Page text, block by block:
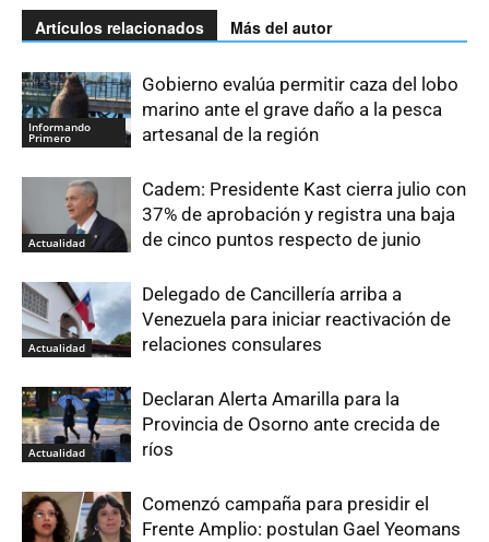
Artículos relacionados Más del autor
Informando
Primero
Gobierno evalúa permitir caza del lobo
marino ante el grave daño a la pesca
artesanal de la región
Actualidad
Cadem: Presidente Kast cierra julio con
37% de aprobación y registra una baja
de cinco puntos respecto de junio
Actualidad
Delegado de Cancillería arriba a
Venezuela para iniciar reactivación de
relaciones consulares
Actualidad
Declaran Alerta Amarilla para la
Provincia de Osorno ante crecida de
ríos
Comenzó campaña para presidir el
Frente Amplio: postulan Gael Yeomans